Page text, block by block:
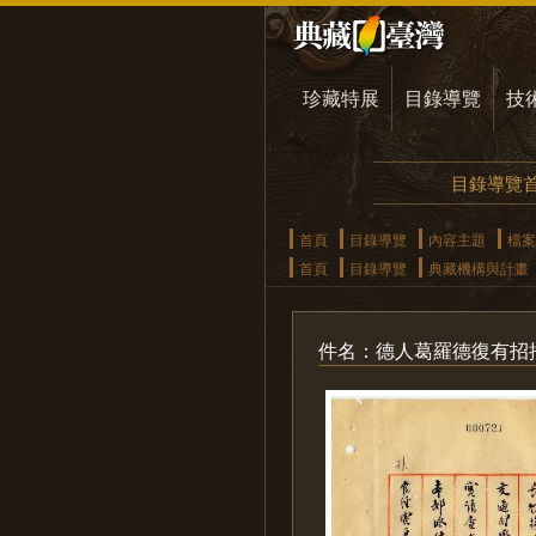
珍藏特展 目錄導覽 技
目錄導覽
首頁 目錄導覽 內容主題
檔案
首頁
目錄導覽 典藏機構與計畫
件名：德人葛羅德復有